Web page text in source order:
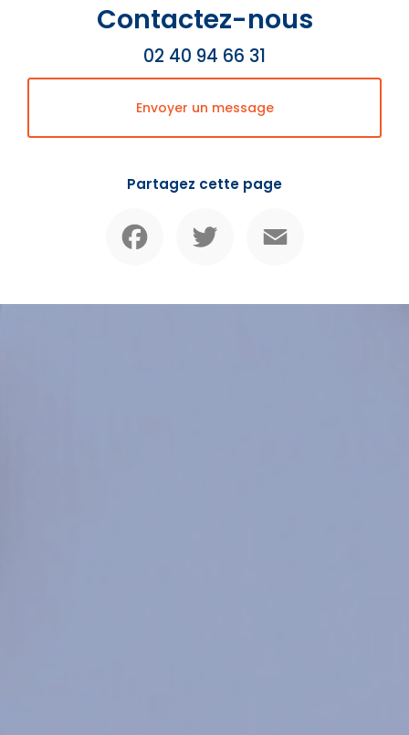
Contactez-nous
02 40 94 66 31
Envoyer un message
Partagez cette page